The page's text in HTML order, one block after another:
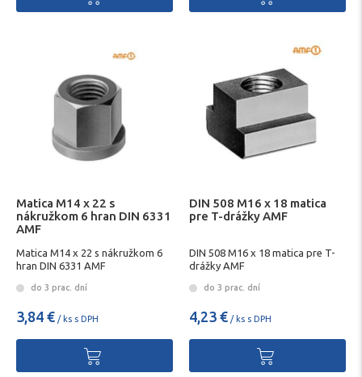
Matica M14 x 22 s
nákružkom 6 hran DIN 6331
AMF
Matica M14 x 22 s nákružkom 6
hran DIN 6331 AMF
do 3 prac. dní
3,84 € / ks s DPH
DIN 508 M16 x 18 matica
pre T-drážky AMF
DIN 508 M16 x 18 matica pre T-
drážky AMF
do 3 prac. dní
4,23 € / ks s DPH